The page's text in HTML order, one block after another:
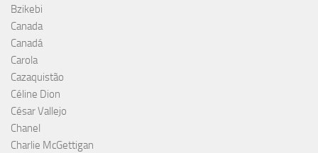
Bzikebi
Canada
Canadá
Carola
Cazaquistão
Céline Dion
César Vallejo
Chanel
Charlie McGettigan